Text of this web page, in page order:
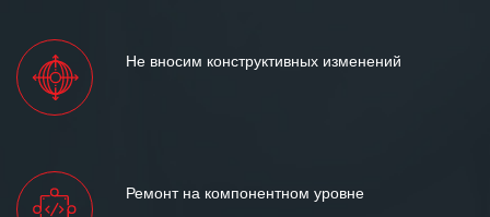
Не вносим конструктивных изменений
Ремонт на компонентном уровне